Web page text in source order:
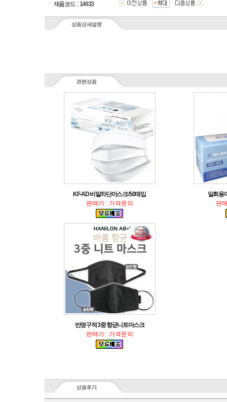
제품코드 : 14833
KF-AD 비말차단마스크 /50매입
판매가 : 가격문의
일회용
판
반영구적 3중 향균니트마스크
판매가 : 가격문의